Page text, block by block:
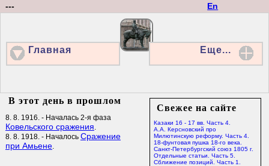
En
---
Главная Еще...
Свежее на сайте
Казаки 16 - 17 вв. Часть 4.
А.А. Керсновский про
Милютинскую реформу. Часть 4.
18-фунтовая пушка 18-го века.
Санкт-Петербургский союз 1805 г.
Отдельные статьи. Часть 5.
Сближение позиций. Часть 1.
В этот день в прошлом
8. 8. 1916. - Началась 2-я фаза
Ковельского сражения.
8. 8. 1918. - Началось Сражение
при Амьене.